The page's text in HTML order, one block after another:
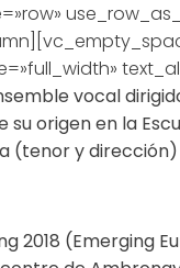
vocal
origen en la
(tenor y
2018